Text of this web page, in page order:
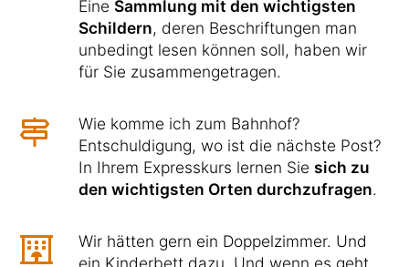
Eine Sammlung mit den wichtigsten
Schildern, deren Beschriftungen man
unbedingt lesen können soll, haben wir
für Sie zusammengetragen.
Wie komme ich zum Bahnhof?
Entschuldigung, wo ist die nächste Post?
In Ihrem Expresskurs lernen Sie sich zu
den wichtigsten Orten durchzufragen.
Wir hätten gern ein Doppelzimmer. Und
ein Kinderbett dazu. Und wenn es geht,